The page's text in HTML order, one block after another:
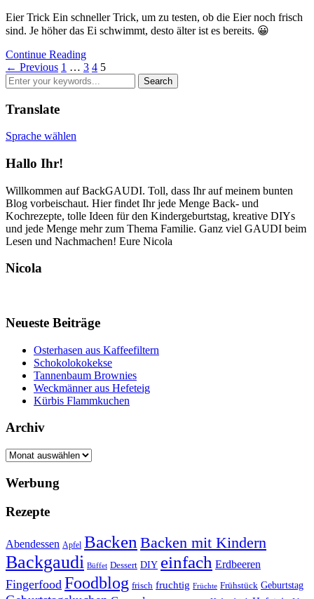
Eier Trick Ein schneller Trick, um zu testen, ob die Eier noch frisch
sind. Je höher das Ei schwimmt, desto älter ist es bereits. 😀
Continue Reading
← Previous 1 … 3 4 5
Translate
Sprache wählen
Hallo Ihr!
Willkommen auf BackGAUDI. Toll, dass Ihr auf meinem bunten
Blog vorbeischaut. Hier findet Ihr jede Menge Back- und
Kochrezepte, tolle Ideen für den Kindergeburtstag, kreative DIYs
und jede Menge mehr zum Thema Familie. Ganz viel GAUDI beim
Lesen und Nachmachen! Eure Nicola
Nicola
Neueste Beiträge
Osterhasen aus Kaffeefiltern
Schokolokokekse
Tannenbaum Brownies
Weckmänner aus Hefeteig
Kürbis Flammkuchen
Archiv
Archiv
Werbung
Rezepte
Abendessen Apfel Backen Backen mit Kindern
Backgaudi Büffet Dessert DIY einfach Erdbeeren
Fingerfood Foodblog frisch fruchtig Früchte Frühstück Geburtstag